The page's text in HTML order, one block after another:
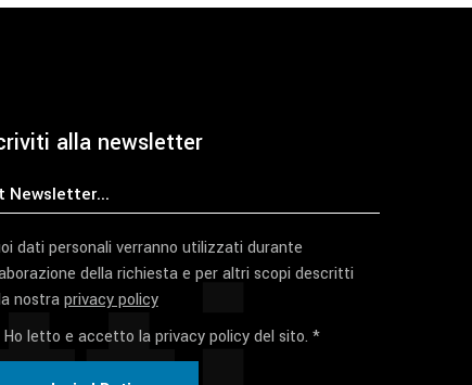
alla newsletter
dati personali verranno utilizzati durante
della richiesta e per altri scopi descritti
nostraprivacy policy
Ho letto e accetto la privacy policy del sito. *